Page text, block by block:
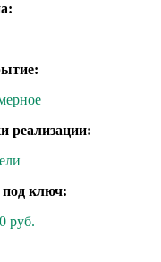
реализации:
ключ:
руб.